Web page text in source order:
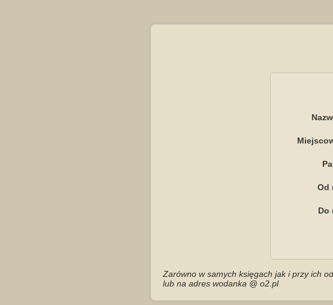
Od
Do
Zarówno w samych księgach jak i przy ich
lub na adres wodanka @ o2.pl